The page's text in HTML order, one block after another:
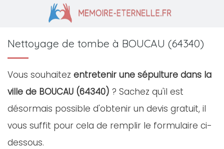
Nettoyage de tombe à BOUCAU (64340)
Vous souhaitez entretenir une sépulture dans la
ville de BOUCAU (64340) ? Sachez qu'il est
désormais possible d'obtenir un devis gratuit, il
vous suffit pour cela de remplir le formulaire ci-
dessous.